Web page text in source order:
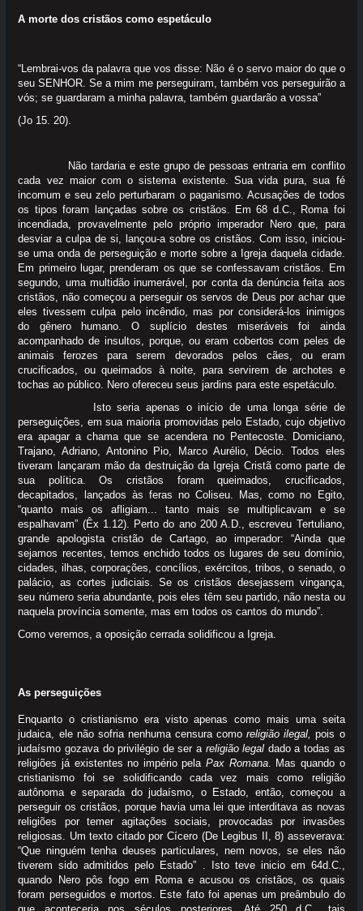
A morte dos cristãos como espetáculo
“Lembrai-vos da palavra que vos disse: Não é o servo maior do que o
seu SENHOR. Se a mim me perseguiram, também vos perseguirão a
vós; se guardaram a minha palavra, também guardarão a vossa”
(Jo 15. 20).
Não tardaria e este grupo de pessoas entraria em conflito
cada vez maior com o sistema existente. Sua vida pura, sua fé
incomum e seu zelo perturbaram o paganismo. Acusações de todos
os tipos foram lançadas sobre os cristãos. Em 68 d.C., Roma foi
incendiada, provavelmente pelo próprio imperador Nero que, para
desviar a culpa de si, lançou-a sobre os cristãos. Com isso, iniciou-
se uma onda de perseguição e morte sobre a Igreja daquela cidade.
Em primeiro lugar, prenderam os que se confessavam cristãos. Em
segundo, uma multidão inumerável, por conta da denúncia feita aos
cristãos, não começou a perseguir os servos de Deus por achar que
eles tivessem culpa pelo incêndio, mas por considerá-los inimigos
do gênero humano. O suplício destes miseráveis foi ainda
acompanhado de insultos, porque, ou eram cobertos com peles de
animais ferozes para serem devorados pelos cães, ou eram
crucificados, ou queimados à noite, para servirem de archotes e
tochas ao público. Nero ofereceu seus jardins para este espetáculo.
Isto seria apenas o início de uma longa série de
perseguições, em sua maioria promovidas pelo Estado, cujo objetivo
era apagar a chama que se acendera no Pentecoste. Domiciano,
Trajano, Adriano, Antonino Pio, Marco Aurélio, Décio. Todos eles
tiveram lançaram mão da destruição da Igreja Cristã como parte de
sua política. Os cristãos foram queimados, crucificados,
decapitados, lançados às feras no Coliseu. Mas, como no Egito,
“quanto mais os afligiam... tanto mais se multiplicavam e se
espalhavam” (Êx 1.12). Perto do ano 200 A.D., escreveu Tertuliano,
grande apologista cristão de Cartago, ao imperador: “Ainda que
sejamos recentes, temos enchido todos os lugares de seu domínio,
cidades, ilhas, corporações, concílios, exércitos, tribos, o senado, o
palácio, as cortes judiciais. Se os cristãos desejassem vingança,
seu número seria abundante, pois eles têm seu partido, não nesta ou
naquela província somente, mas em todos os cantos do mundo”.
Como veremos, a oposição cerrada solidificou a Igreja.
As perseguições
Enquanto o cristianismo era visto apenas como mais uma seita
judaica, ele não sofria nenhuma censura comoreligião ilegal, pois o
judaísmo gozava do privilégio de ser a religião legal dado a todas as
religiões já existentes no império pelaPax Romana. Mas quando o
cristianismo foi se solidificando cada vez mais como religião
autônoma e separada do judaísmo, o Estado, então, começou a
perseguir os cristãos, porque havia uma lei que interditava as novas
religiões por temer agitações sociais, provocadas por invasões
religiosas. Um texto citado por Cícero (De Legibus II, 8) asseverava:
“Que ninguém tenha deuses particulares, nem novos, se eles não
tiverem sido admitidos pelo Estado” . Isto teve inicio em 64d.C.,
quando Nero pôs fogo em Roma e acusou os cristãos, os quais
foram perseguidos e mortos. Este fato foi apenas um preâmbulo do